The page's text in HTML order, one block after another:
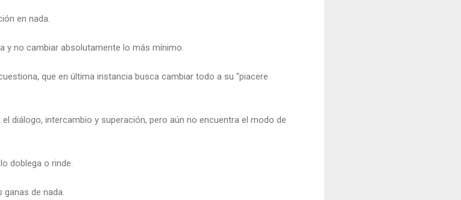
en nada.
y no cambiar absolutamente lo más mínimo.
que en última instancia busca cambiar todo a su “piacere
diálogo, intercambio y superación, pero aún no encuentra el modo de
doblega o rinde.
de nada.